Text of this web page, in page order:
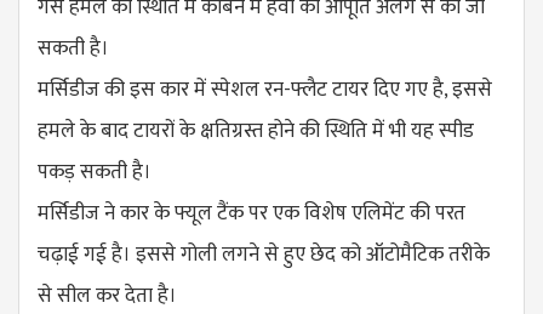
गैस हमले की स्थिति में केबिन में हवा की आपूर्ति अलग से की जा
सकती है।
मर्सिडीज की इस कार में स्पेशल रन-फ्लैट टायर दिए गए है, इससे
हमले के बाद टायरों के क्षतिग्रस्त होने की स्थिति में भी यह स्पीड
पकड़ सकती है।
मर्सिडीज ने कार के फ्यूल टैंक पर एक विशेष एलिमेंट की परत
चढ़ाई गई है। इससे गोली लगने से हुए छेद को ऑटोमैटिक तरीके
से सील कर देता है।